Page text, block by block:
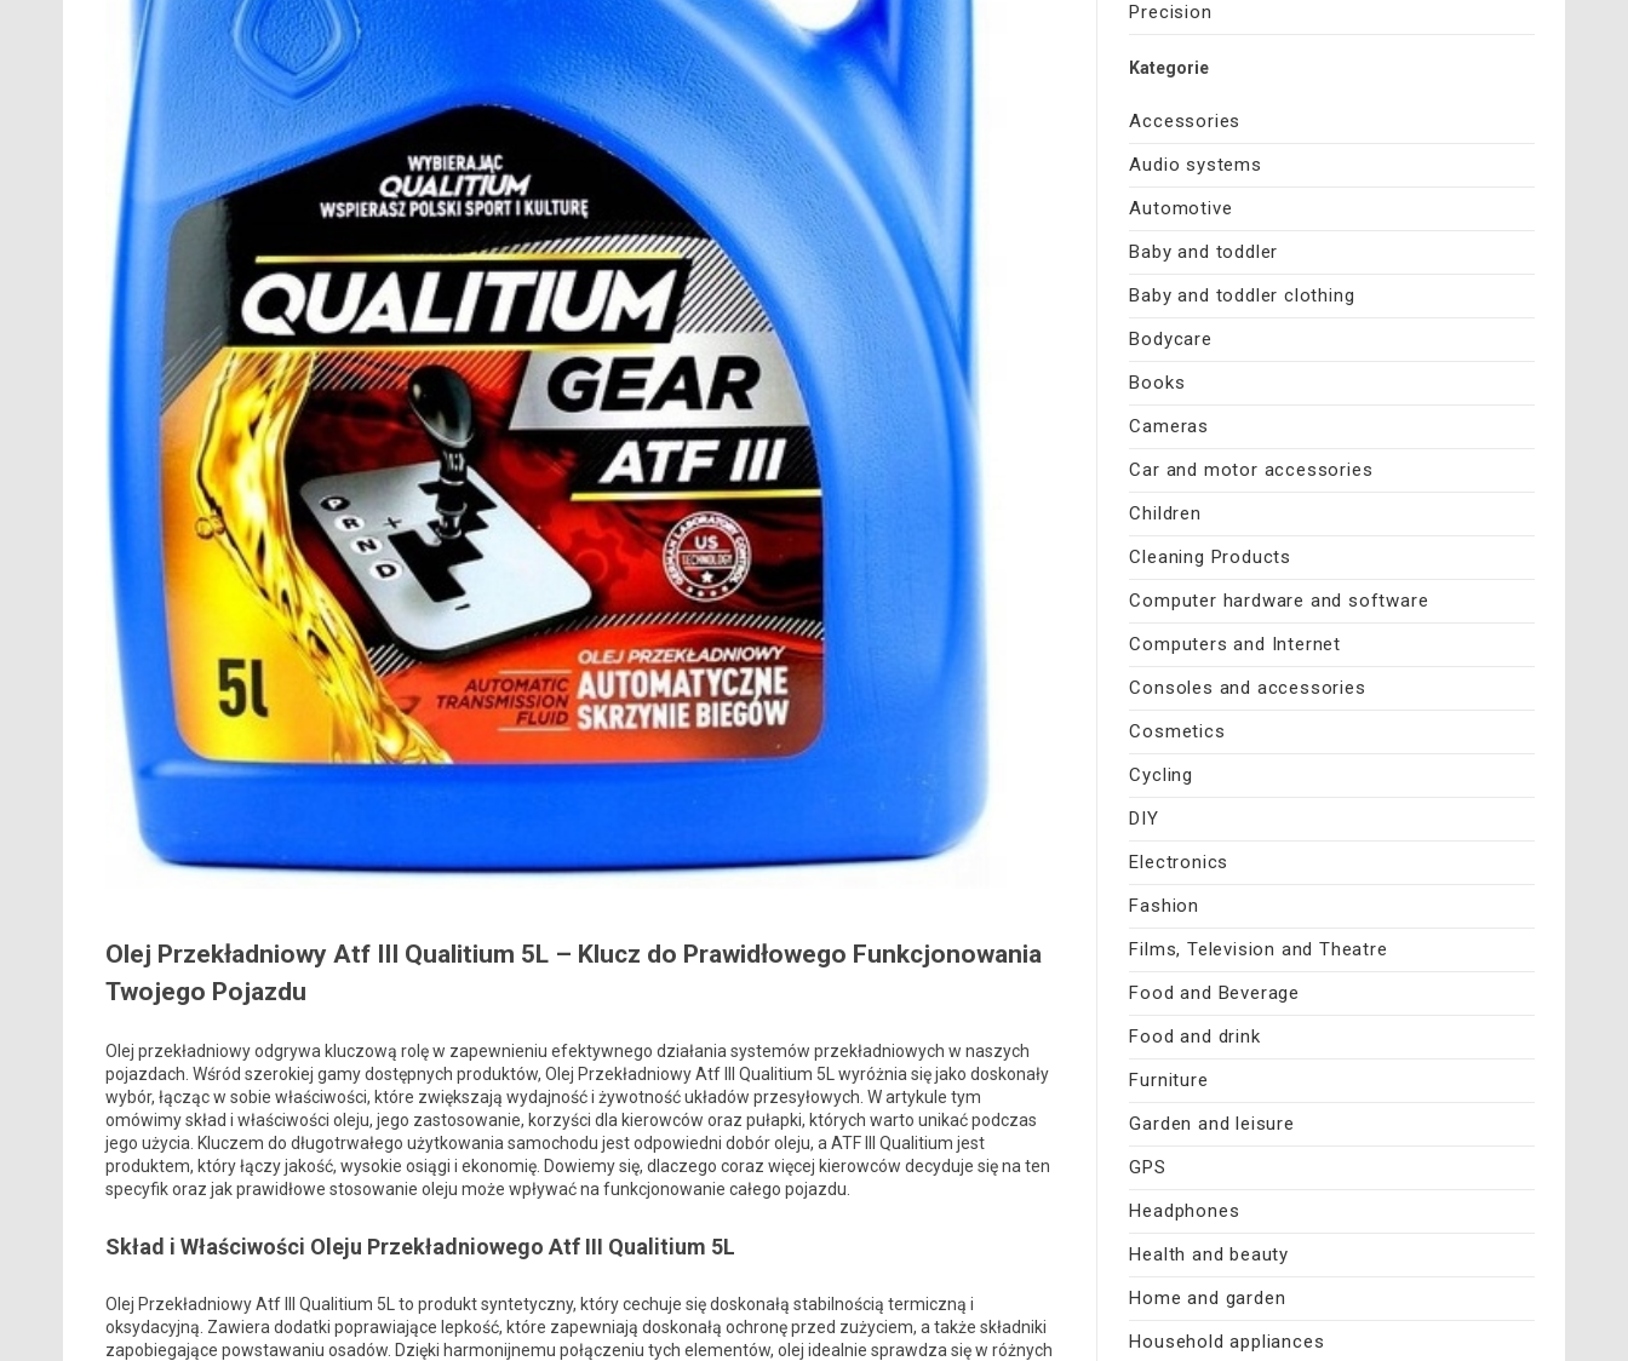
Olej Przekładniowy Atf III Qualitium 5L – Klucz do Prawidłowego Funkcjonowania
Twojego Pojazdu
Olej przekładniowy odgrywa kluczową rolę w zapewnieniu efektywnego działania systemów przekładniowych w naszych
pojazdach. Wśród szerokiej gamy dostępnych produktów, Olej Przekładniowy Atf III Qualitium 5L wyróżnia się jako doskonały
wybór, łącząc w sobie właściwości, które zwiększają wydajność i żywotność układów przesyłowych. W artykule tym
omówimy skład i właściwości oleju, jego zastosowanie, korzyści dla kierowców oraz pułapki, których warto unikać podczas
jego użycia. Kluczem do długotrwałego użytkowania samochodu jest odpowiedni dobór oleju, a ATF III Qualitium jest
produktem, który łączy jakość, wysokie osiągi i ekonomię. Dowiemy się, dlaczego coraz więcej kierowców decyduje się na ten
specyfik oraz jak prawidłowe stosowanie oleju może wpływać na funkcjonowanie całego pojazdu.
Skład i Właściwości Oleju Przekładniowego Atf III Qualitium 5L
Olej Przekładniowy Atf III Qualitium 5L to produkt syntetyczny, który cechuje się doskonałą stabilnością termiczną i
oksydacyjną. Zawiera dodatki poprawiające lepkość, które zapewniają doskonałą ochronę przed zużyciem, a także składniki
zapobiegające powstawaniu osadów. Dzięki harmonijnemu połączeniu tych elementów, olej idealnie sprawdza się w różnych
Precision
Kategorie
Accessories
Audio systems
Automotive
Baby and toddler
Baby and toddler clothing
Bodycare
Books
Cameras
Car and motor accessories
Children
Cleaning Products
Computer hardware and software
Computers and Internet
Consoles and accessories
Cosmetics
Cycling
DIY
Electronics
Fashion
Films, Television and Theatre
Food and Beverage
Food and drink
Furniture
Garden and leisure
GPS
Headphones
Health and beauty
Home and garden
Household appliances